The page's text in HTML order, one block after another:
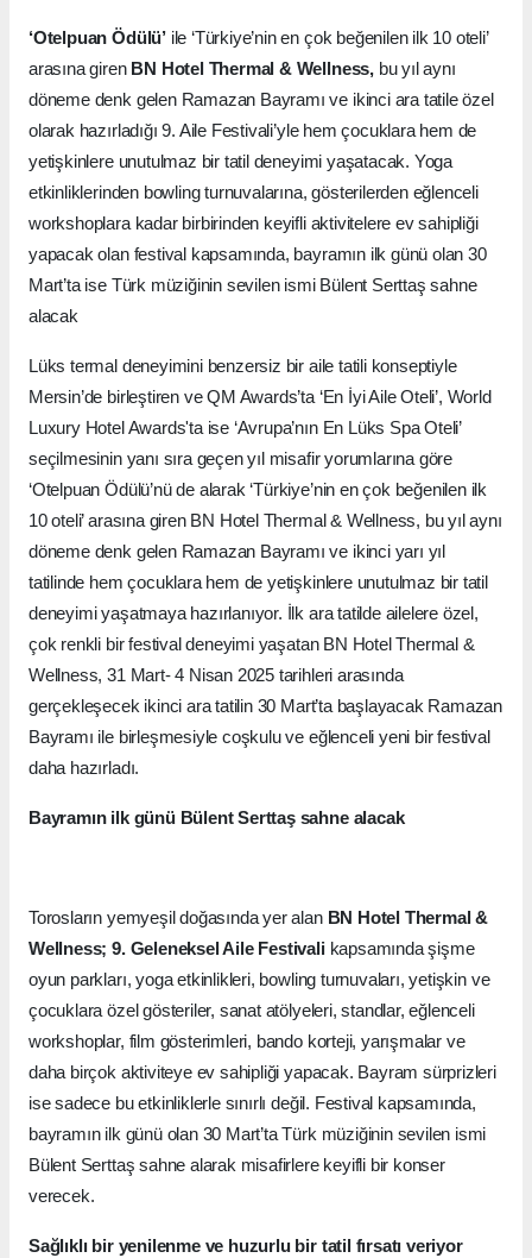
‘Otelpuan Ödülü’ile ‘Türkiye’nin en çok beğenilen ilk 10 oteli’
arasına giren BN Hotel Thermal & Wellness, bu yıl aynı
döneme denk gelen Ramazan Bayramı ve ikinci ara tatile özel
olarak hazırladığı 9. Aile Festivali’yle hem çocuklara hem de
yetişkinlere unutulmaz bir tatil deneyimi yaşatacak. Yoga
etkinliklerinden bowling turnuvalarına, gösterilerden eğlenceli
workshoplara kadar birbirinden keyifli aktivitelere ev sahipliği
yapacak olan festival kapsamında, bayramın ilk günü olan 30
Mart’ta ise Türk müziğinin sevilen ismi Bülent Serttaş sahne
alacak
Lüks termal deneyimini benzersiz bir aile tatili konseptiyle
Mersin’de birleştiren ve QM Awards’ta ‘En İyi Aile Oteli’, World
Luxury Hotel Awards'ta ise ‘Avrupa’nın En Lüks Spa Oteli’
seçilmesinin yanı sıra geçen yıl misafir yorumlarına göre
‘Otelpuan Ödülü’nü de alarak ‘Türkiye’nin en çok beğenilen ilk
10 oteli’ arasına giren BN Hotel Thermal & Wellness, bu yıl aynı
döneme denk gelen Ramazan Bayramı ve ikinci yarı yıl
tatilinde hem çocuklara hem de yetişkinlere unutulmaz bir tatil
deneyimi yaşatmaya hazırlanıyor. İlk ara tatilde ailelere özel,
çok renkli bir festival deneyimi yaşatan BN Hotel Thermal &
Wellness, 31 Mart- 4 Nisan 2025 tarihleri arasında
gerçekleşecek ikinci ara tatilin 30 Mart’ta başlayacak Ramazan
Bayramı ile birleşmesiyle coşkulu ve eğlenceli yeni bir festival
daha hazırladı.
Bayramın ilk günü Bülent Serttaş sahne alacak
Torosların yemyeşil doğasında yer alanBN Hotel Thermal &
Wellness; 9. Geleneksel Aile Festivali kapsamında şişme
oyun parkları, yoga etkinlikleri, bowling turnuvaları, yetişkin ve
çocuklara özel gösteriler, sanat atölyeleri, standlar, eğlenceli
workshoplar, film gösterimleri, bando korteji, yarışmalar ve
daha birçok aktiviteye ev sahipliği yapacak. Bayram sürprizleri
ise sadece bu etkinliklerle sınırlı değil. Festival kapsamında,
bayramın ilk günü olan 30 Mart’ta Türk müziğinin sevilen ismi
Bülent Serttaş sahne alarak misafirlere keyifli bir konser
verecek.
Sağlıklı bir yenilenme ve huzurlu bir tatil fırsatı veriyor